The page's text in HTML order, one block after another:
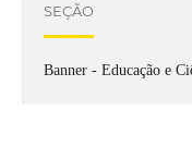
SEÇÃO
Banner - Educação e